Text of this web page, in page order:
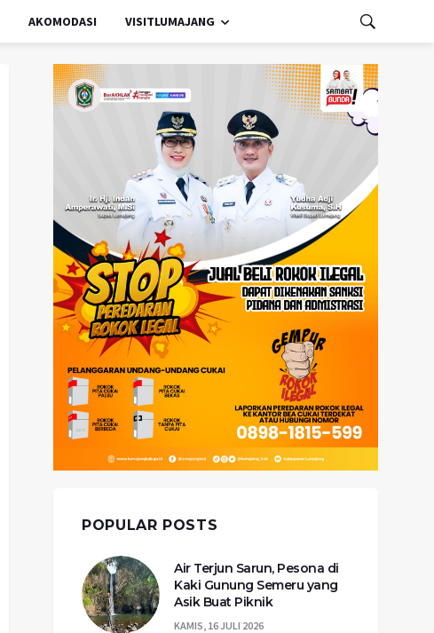
AKOMODASI VISITLUMAJANG
POPULAR POSTS
Air Terjun Sarun, Pesona di
Kaki Gunung Semeru yang
Asik Buat Piknik
KAMIS, 16 JULI 2026